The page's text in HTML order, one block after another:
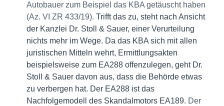
Autobauer zum Beispiel das KBA getäuscht haben
(Az. VI ZR 433/19). Trifft das zu, steht nach Ansicht
der Kanzlei Dr. Stoll & Sauer, einer Verurteilung
nichts mehr im Wege. Da das KBA sich mit allen
juristischen Mitteln wehrt, Ermittlungsakten
beispielsweise zum EA288 offenzulegen, geht Dr.
Stoll & Sauer davon aus, dass die Behörde etwas
zu verbergen hat. Der EA288 ist das
Nachfolgemodell des Skandalmotors EA189. Der